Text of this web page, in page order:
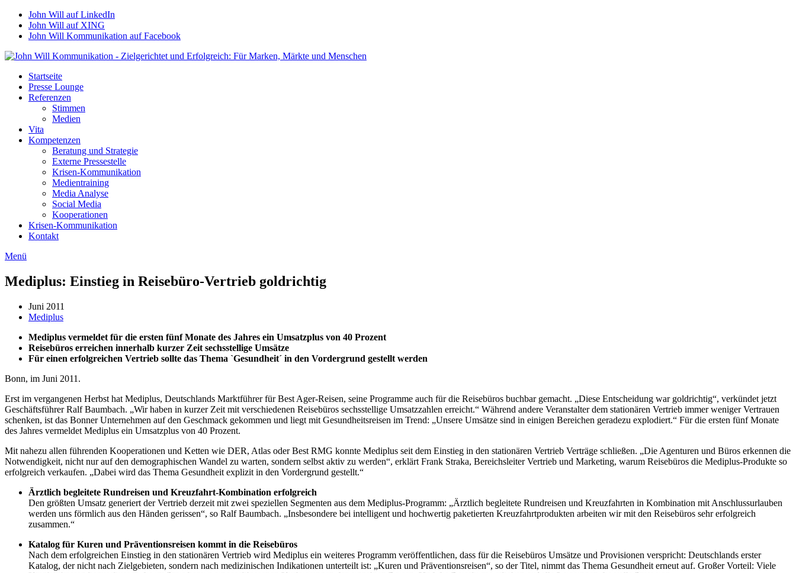
John Will auf LinkedIn
John Will auf XING
John Will Kommunikation auf Facebook
Startseite
Presse Lounge
Referenzen
Stimmen
Medien
Vita
Kompetenzen
Beratung und Strategie
Externe Pressestelle
Krisen-Kommunikation
Medientraining
Media Analyse
Social Media
Kooperationen
Krisen-Kommunikation
Kontakt
Menü
Mediplus: Einstieg in Reisebüro-Vertrieb goldrichtig
Juni 2011
Mediplus
Mediplus vermeldet für die ersten fünf Monate des Jahres ein Umsatzplus von 40 Prozent
Reisebüros erreichen innerhalb kurzer Zeit sechsstellige Umsätze
Für einen erfolgreichen Vertrieb sollte das Thema `Gesundheit´ in den Vordergrund gestellt werden
Bonn, im Juni 2011.
Erst im vergangenen Herbst hat Mediplus, Deutschlands Marktführer für Best Ager-Reisen, seine Programme auch für die Reisebüros buchbar gemacht. „Diese Entscheidung war goldrichtig“, verkündet jetzt
Geschäftsführer Ralf Baumbach. „Wir haben in kurzer Zeit mit verschiedenen Reisebüros sechsstellige Umsatzzahlen erreicht.“ Während andere Veranstalter dem stationären Vertrieb immer weniger Vertrauen
schenken, ist das Bonner Unternehmen auf den Geschmack gekommen und liegt mit Gesundheitsreisen im Trend: „Unsere Umsätze sind in einigen Bereichen geradezu explodiert.“ Für die ersten fünf Monate
des Jahres vermeldet Mediplus ein Umsatzplus von 40 Prozent.
Mit nahezu allen führenden Kooperationen und Ketten wie DER, Atlas oder Best RMG konnte Mediplus seit dem Einstieg in den stationären Vertrieb Verträge schließen. „Die Agenturen und Büros erkennen die
Notwendigkeit, nicht nur auf den demographischen Wandel zu warten, sondern selbst aktiv zu werden“, erklärt Frank Straka, Bereichsleiter Vertrieb und Marketing, warum Reisebüros die Mediplus-Produkte so
erfolgreich verkaufen. „Dabei wird das Thema Gesundheit explizit in den Vordergrund gestellt.“
Ärztlich begleitete Rundreisen und Kreuzfahrt-Kombination erfolgreich
Den größten Umsatz generiert der Vertrieb derzeit mit zwei speziellen Segmenten aus dem Mediplus-Programm: „Ärztlich begleitete Rundreisen und Kreuzfahrten in Kombination mit Anschlussurlauben
werden uns förmlich aus den Händen gerissen“, so Ralf Baumbach. „Insbesondere bei intelligent und hochwertig paketierten Kreuzfahrtprodukten arbeiten wir mit den Reisebüros sehr erfolgreich
zusammen.“
Katalog für Kuren und Präventionsreisen kommt in die Reisebüros
Nach dem erfolgreichen Einstieg in den stationären Vertrieb wird Mediplus ein weiteres Programm veröffentlichen, dass für die Reisebüros Umsätze und Provisionen verspricht: Deutschlands erster
Katalog, der nicht nach Zielgebieten, sondern nach medizinischen Indikationen unterteilt ist: „Kuren und Präventionsreisen“, so der Titel, nimmt das Thema Gesundheit erneut auf. Großer Vorteil: Viele